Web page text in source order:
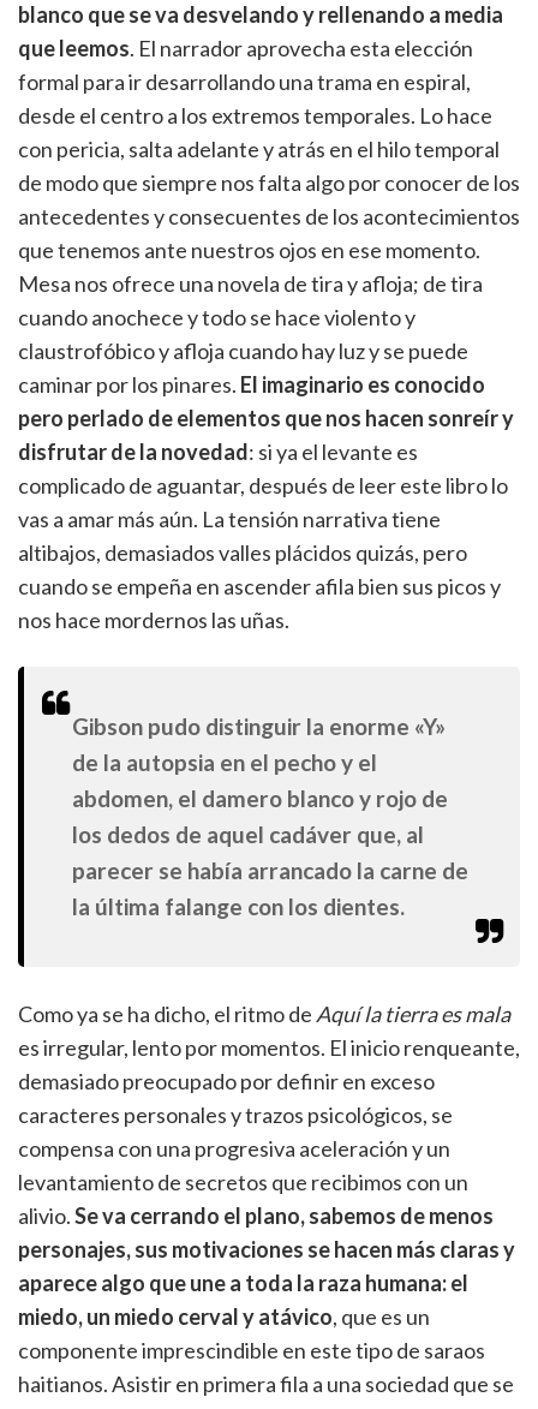
blanco que se va desvelando y rellenando a media
que leemos. El narrador aprovecha esta elección
formal para ir desarrollando una trama en espiral,
desde el centro a los extremos temporales. Lo hace
con pericia, salta adelante y atrás en el hilo temporal
de modo que siempre nos falta algo por conocer de los
antecedentes y consecuentes de los acontecimientos
que tenemos ante nuestros ojos en ese momento.
Mesa nos ofrece una novela de tira y afloja; de tira
cuando anochece y todo se hace violento y
claustrofóbico y afloja cuando hay luz y se puede
caminar por los pinares. El imaginario es conocido
pero perlado de elementos que nos hacen sonreír y
disfrutar de la novedad: si ya el levante es
complicado de aguantar, después de leer este libro lo
vas a amar más aún. La tensión narrativa tiene
altibajos, demasiados valles plácidos quizás, pero
cuando se empeña en ascender afila bien sus picos y
nos hace mordernos las uñas.
Gibson pudo distinguir la enorme «Y»
de la autopsia en el pecho y el
abdomen, el damero blanco y rojo de
los dedos de aquel cadáver que, al
parecer se había arrancado la carne de
la última falange con los dientes.
Como ya se ha dicho, el ritmo de Aquí la tierra es mala
es irregular, lento por momentos. El inicio renqueante,
demasiado preocupado por definir en exceso
caracteres personales y trazos psicológicos, se
compensa con una progresiva aceleración y un
levantamiento de secretos que recibimos con un
alivio.Se va cerrando el plano, sabemos de menos
personajes, sus motivaciones se hacen más claras y
aparece algo que une a toda la raza humana: el
miedo, un miedo cerval y atávico, que es un
componente imprescindible en este tipo de saraos
haitianos. Asistir en primera fila a una sociedad que se